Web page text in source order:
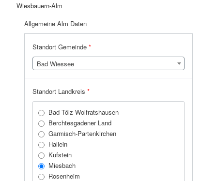
Wiesbauern-Alm
Allgemeine Alm Daten
Standort Gemeinde*
Bad Wiessee
Standort Landkreis*
Bad Tölz-Wolfratshausen
Berchtesgadener Land
Garmisch-Partenkirchen
Hallein
Kufstein
Miesbach
Rosenheim